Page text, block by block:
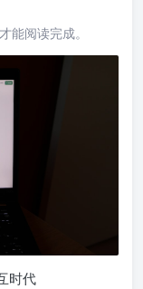
能阅读完成。
时代